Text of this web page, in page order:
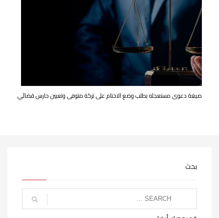
صیغة دعوى مستعجله بطلب وضع الاختام على تركة متوفى وتعيين حارس قضائي
بحث